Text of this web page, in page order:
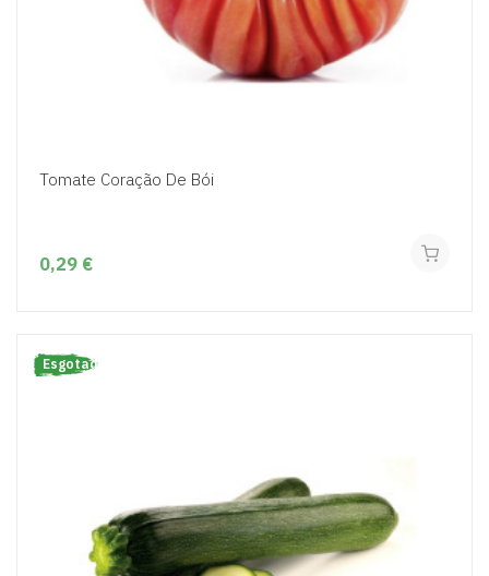
Tomate Coração De Bói
0,29 €
Esgotado